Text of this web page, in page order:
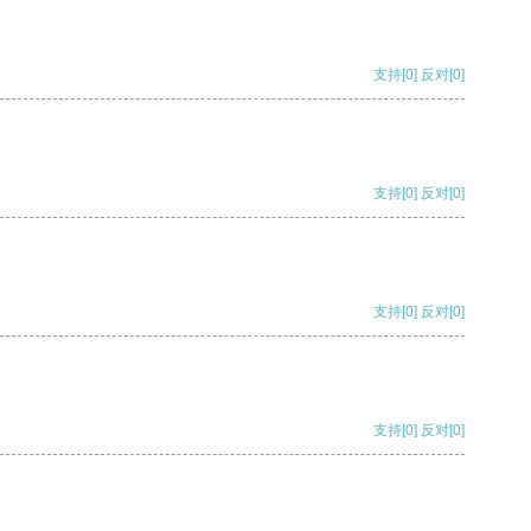
支持[0] 反对[0]
支持[0] 反对[0]
支持[0] 反对[0]
支持[0] 反对[0]